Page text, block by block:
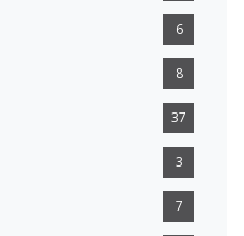
6
8
37
3
7